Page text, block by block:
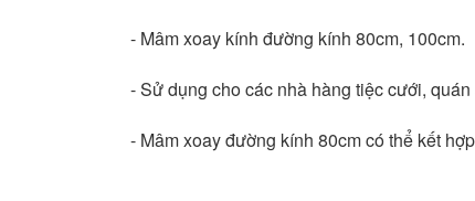
- Mâm xoay kính đường kính 80cm, 100cm.
- Sử dụng cho các nhà hàng tiệc cưới,
- Mâm xoay đường kính 80cm có thể kết